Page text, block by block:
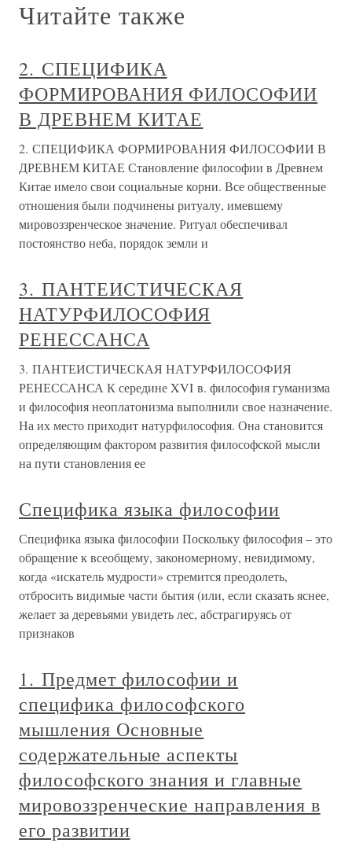
Читайте также
2. СПЕЦИФИКА
ФОРМИРОВАНИЯ ФИЛОСОФИИ
В ДРЕВНЕМ КИТАЕ
2. СПЕЦИФИКА ФОРМИРОВАНИЯ ФИЛОСОФИИ В
ДРЕВНЕМ КИТАЕ Становление философии в Древнем
Китае имело свои социальные корни. Все общественные
отношения были подчинены ритуалу, имевшему
мировоззренческое значение. Ритуал обеспечивал
постоянство неба, порядок земли и
3. ПАНТЕИСТИЧЕСКАЯ
НАТУРФИЛОСОФИЯ
РЕНЕССАНСА
3. ПАНТЕИСТИЧЕСКАЯ НАТУРФИЛОСОФИЯ
РЕНЕССАНСА К середине XVI в. философия гуманизма
и философия неоплатонизма выполнили свое назначение.
На их место приходит натурфилософия. Она становится
определяющим фактором развития философской мысли
на пути становления ее
Специфика языка философии
Специфика языка философии Поскольку философия – это
обращение к всеобщему, закономерному, невидимому,
когда «искатель мудрости» стремится преодолеть,
отбросить видимые части бытия (или, если сказать яснее,
желает за деревьями увидеть лес, абстрагируясь от
признаков
1. Предмет философии и
специфика философского
мышления Основные
содержательные аспекты
философского знания и главные
мировоззренческие направления в
его развитии